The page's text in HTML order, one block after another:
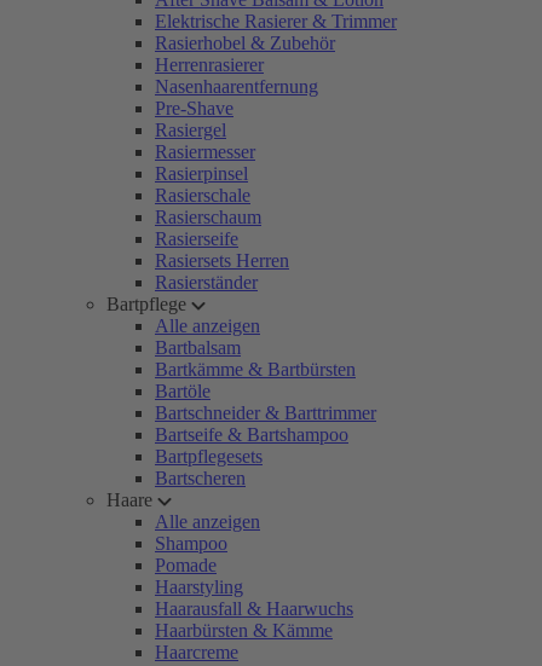
Elektrische Rasierer & Trimmer
Rasierhobel & Zubehör
Herrenrasierer
Nasenhaarentfernung
Pre-Shave
Rasiergel
Rasiermesser
Rasierpinsel
Rasierschale
Rasierschaum
Rasierseife
Rasiersets Herren
Rasierständer
Bartpflege
Alle anzeigen
Bartbalsam
Bartkämme & Bartbürsten
Bartöle
Bartschneider & Barttrimmer
Bartseife & Bartshampoo
Bartpflegesets
Bartscheren
Haare
Alle anzeigen
Shampoo
Pomade
Haarstyling
Haarausfall & Haarwuchs
Haarbürsten & Kämme
Haarcreme